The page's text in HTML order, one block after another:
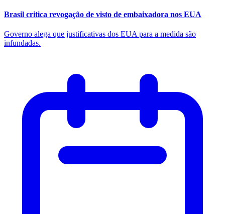
Brasil critica revogação de visto de embaixadora nos EUA
Governo alega que justificativas dos EUA para a medida são
infundadas.